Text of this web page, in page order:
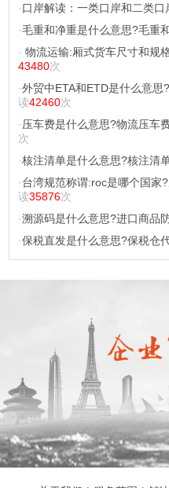
·口岸解读：一类口岸和二类口
·毛重和净重是什么意思?毛重
· 物流运输:厢式货车尺寸和规
43480次
·外贸中ETA和ETD是什么意
读42460次
·压车费是什么意思?物流压车
次
·核注清单是什么意思?核注清
·台湾规范称谓:roc是哪个国家
读35876次
·溯源码是什么意思?进口商品
·保税直发是什么意思?保税仓